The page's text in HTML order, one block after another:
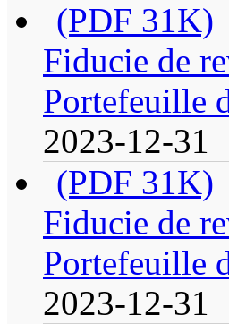
(PDF 31K)
Fiducie de
Portefeuille
2023-12-31
(PDF 31K)
Fiducie de
Portefeuille
2023-12-31